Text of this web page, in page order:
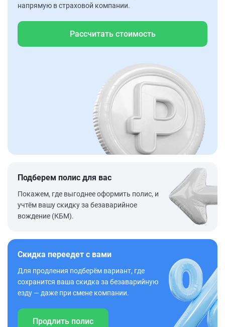
напрямую в страховой компании.
Рассчитать стоимость
Подберем полис для вас
Покажем, где выгоднее оформить полис, и
учтём вашу скидку за безаварийное
вождение (КБМ).
Скидка переедет с вами
Для продления подберём вариант, где
сохранится ваша скидка за безаварийную
езду — даже при смене компании.
Продлить полис